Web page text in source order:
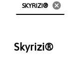
SKYRIZI® cancel
Skyrizi®